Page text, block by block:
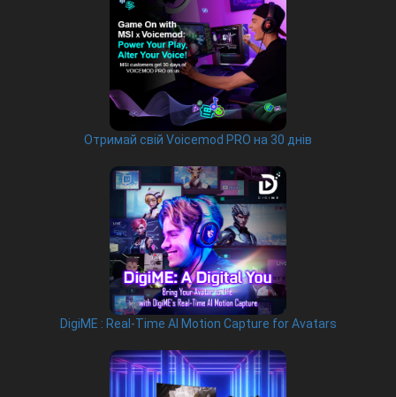
Отримай свій Voicemod PRO на 30 днів
DigiME : Real-Time AI Motion Capture for Avatars